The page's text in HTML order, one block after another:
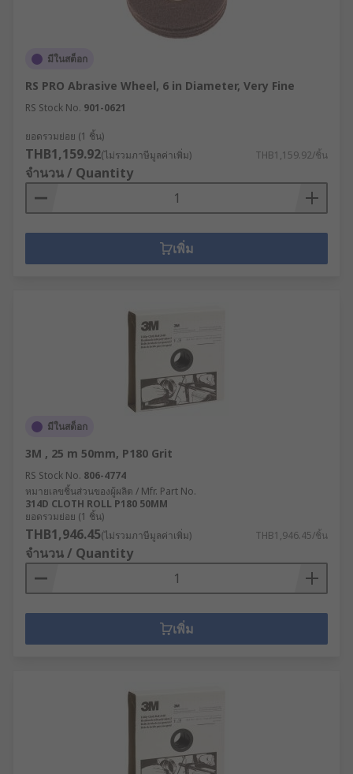
มีในสต็อก
RS PRO Abrasive Wheel, 6 in Diameter, Very Fine
RS Stock No. 901-0621
ยอดรวมย่อย (1 ชิ้น)
THB1,159.92(ไม่รวมภาษีมูลค่าเพิ่ม) THB1,159.92/ชิ้น
จำนวน / Quantity
เพิ่ม
มีในสต็อก
3M , 25 m 50mm, P180 Grit
RS Stock No. 806-4774
หมายเลขชิ้นส่วนของผู้ผลิต / Mfr. Part No.
314D CLOTH ROLL P180 50MM
ยอดรวมย่อย (1 ชิ้น)
THB1,946.45(ไม่รวมภาษีมูลค่าเพิ่ม) THB1,946.45/ชิ้น
จำนวน / Quantity
เพิ่ม